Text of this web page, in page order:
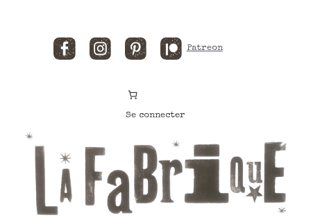
FacebookInstagramPinterestPatreon
Se connecter